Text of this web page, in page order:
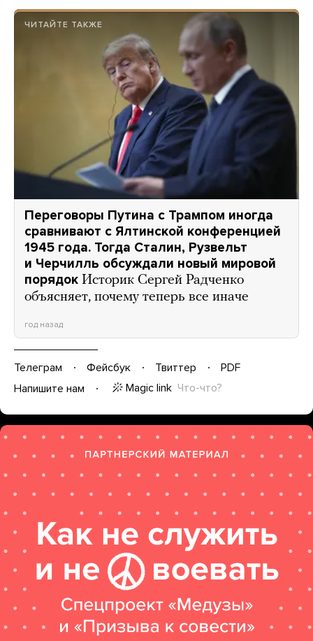
ЧИТАЙТЕ ТАКЖЕ
Переговоры Путина с Трампом иногда
сравнивают с Ялтинской конференцией
1945 года. Тогда Сталин, Рузвельт
и Черчилль обсуждали новый мировой
порядок Историк Сергей Радченко
объясняет, почему теперь все иначе
год назад
Телеграм Фейсбук Твиттер
PDF
Напишите нам
Magic link Что-что?